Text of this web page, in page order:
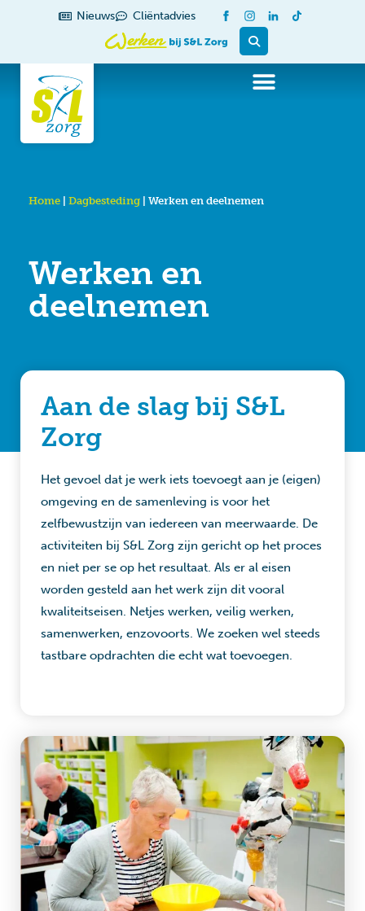
Nieuws Cliëntadvies
Home Dagbesteding Werken en deelnemen
Werken en
deelnemen
Aan de slag bij S&L
Zorg​
Het gevoel dat je werk iets toevoegt aan je (eigen)
omgeving en de samenleving is voor het
zelfbewustzijn van iedereen van meerwaarde. De
activiteiten bij S&L Zorg zijn gericht op het proces
en niet per se op het resultaat. Als er al eisen
worden gesteld aan het werk zijn dit vooral
kwaliteitseisen. Netjes werken, veilig werken,
samenwerken, enzovoorts. We zoeken wel steeds
tastbare opdrachten die echt wat toevoegen.